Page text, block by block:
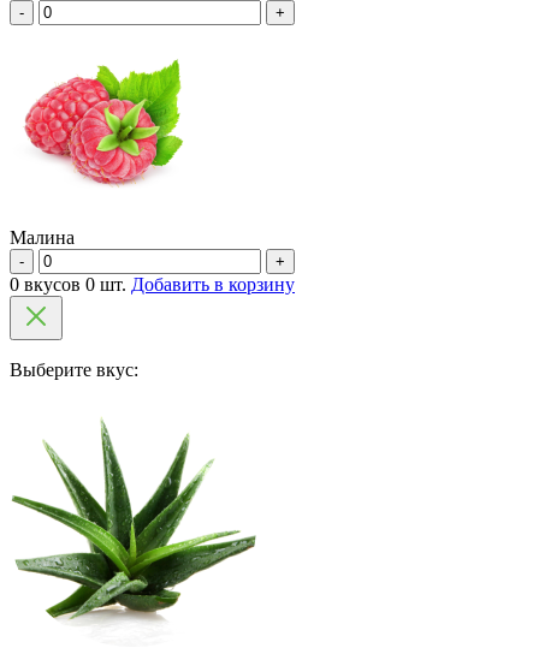
- +
Малина
- +
0 вкусов 0 шт. Добавить в корзину
Выберите вкус: